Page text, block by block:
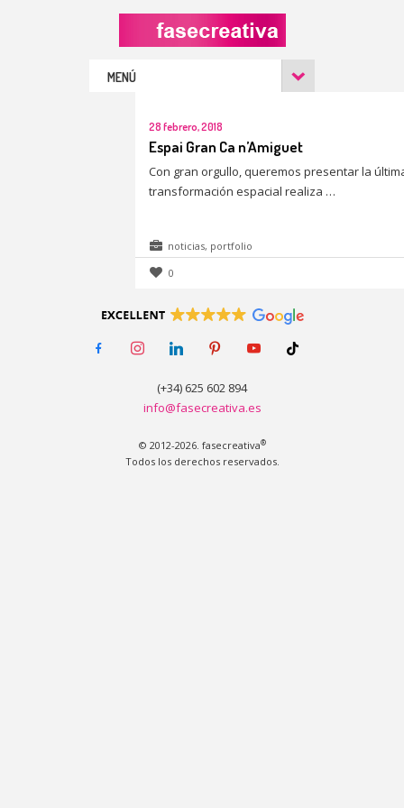
MENÚ
28 febrero, 2018
Espai Gran Ca n’Amiguet
Con gran orgullo, queremos presentar la
transformación espacial realiza …
noticias, portfolio
0
facebook-instagramlinkedin pinterestyoutube tiktok
(+34) 625 602 894
info@fasecreativa.es
© 2012-2026. fasecreativa®
Todos los derechos reservados.